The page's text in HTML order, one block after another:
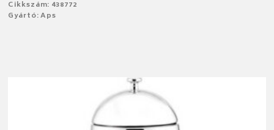
Cikkszám: 438772
Gyártó: Aps